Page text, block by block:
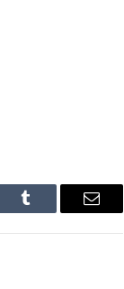
Tumblr Email